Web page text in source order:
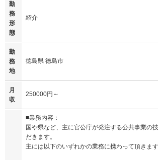
勤
務
形
態
紹介
勤
務
地
徳島県 徳島市
月
収
250000円～
■業務内容：
国や県など、主に官公庁が発注する公共事業の
だきます。
主には以下のいずれかの業務に携わって頂きます